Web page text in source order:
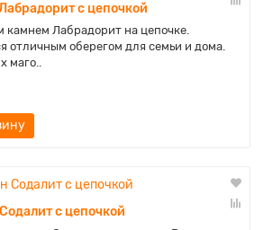
с цепочкой
камнем Лабрадорит на цепочке.
отличным оберегом для семьи и дома.
маго..
с цепочкой